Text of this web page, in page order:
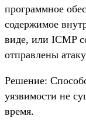
программное
содержимое
виде, или ICMP
отправлены
Решение:
уязвимости не
время.